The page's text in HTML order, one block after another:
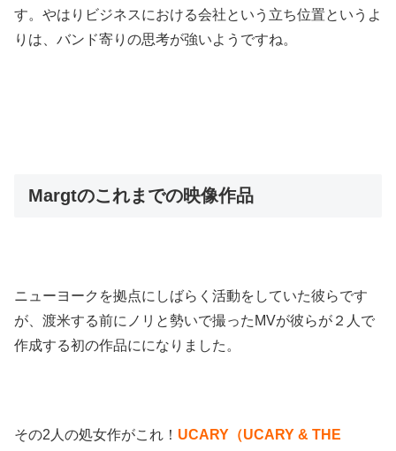
す。やはりビジネスにおける会社という立ち位置というよ
りは、バンド寄りの思考が強いようですね。
Margtのこれまでの映像作品
ニューヨークを拠点にしばらく活動をしていた彼らです
が、渡米する前にノリと勢いで撮ったMVが彼らが２人で
作成する初の作品にになりました。
その2人の処女作がこれ！ UCARY（UCARY & THE